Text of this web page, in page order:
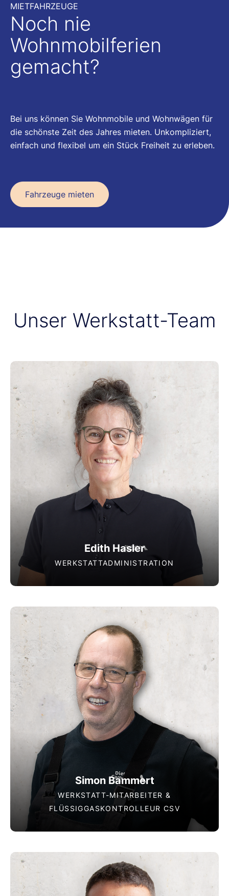
MIETFAHRZEUGE
Noch nie
Wohnmobilferien
gemacht?
Bei uns können Sie Wohnmobile und Wohnwägen für
die schönste Zeit des Jahres mieten. Unkompliziert,
einfach und flexibel um ein Stück Freiheit zu erleben.
Fahrzeuge mieten
Unser Werkstatt-Team
Edith Hasler
WERKSTATTADMINISTRATION
Simon Bammert
WERKSTATT-MITARBEITER &
FLÜSSIGGASKONTROLLEUR CSV